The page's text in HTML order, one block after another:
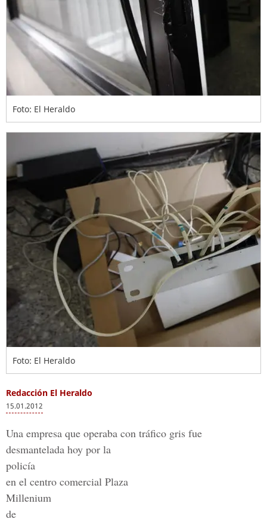
Foto: El Heraldo
Foto: El Heraldo
Redacción El Heraldo
15.01.2012
Una empresa que operaba con tráfico gris fue
desmantelada hoy por la
policía
en el centro comercial Plaza
Millenium
de